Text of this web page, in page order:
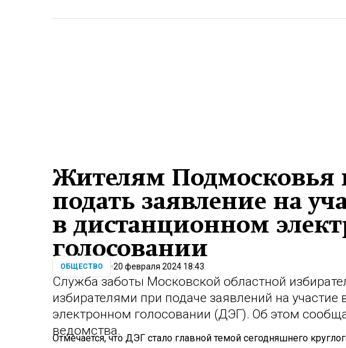
Жителям Подмосковья
подать заявление на
в дистанционном
голосовании
ОБЩЕСТВО 20 февраля 2024 18:43
Служба заботы Московской областной
избирателями при подаче заявлений на участие
электронном голосовании (ДЭГ). Об этом
ведомства.
Отмечается, что ДЭГ стало главной темой сегодняшнего